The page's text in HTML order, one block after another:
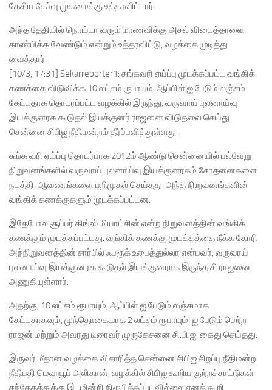
தேசிய தேர்வு முகமைக்கு உத்தரவிட்டார்.
அந்த தேதியில் நொய்டா வரும் மாணவிக்கு அசல் விடைத்தாளை
காண்பிக்க வேண்டும் என்றும் உத்தரவிட்டு, வழக்கை முடித்து
வைத்தார்.
[10/3, 17:31] Sekarreporter1: சுங்கவரி ஏய்ப்பு முடக்கப்பட்ட வங்கிக்
கணக்கை விடுவிக்க 10 லட்சம் ரூபாயும், ஆப்பிள் ஐ பேடும் லஞ்சம்
கேட்டதாக தொடரப்பட்ட வழக்கில் இருந்து, வருவாய் புலனாய்வு
இயக்குனரக கூடுதல் இயக்குனர் ராஜனை விடுதலை செய்து
சென்னை சிபிஐ நீதிமன்றம் தீர்ப்பளித்துள்ளது.
சுங்க வரி ஏய்ப்பு தொடர்பாக 2012ம் ஆண்டு சென்னையில் பல்வேறு
நிறுவனங்களில் வருவாய் புலனாய்வு இயக்குனரகம் சோதனைகளை
நடத்தி, ஆவணங்களை பறிமுதல் செய்தது. அந்த நிறுவனங்களின்
வங்கிக் கணக்குகளும் முடக்கப்பட்டன.
இதேபோல சூப்பர் கிங்ஸ் மியாட்சின் என்ற நிறுவனத்தின் வங்கிக்
கணக்கும் முடக்கப்பட்டது. வங்கிக் கணக்கு முடக்கத்தை நீக்க கோரி
அந்நிறுவனத்தின் சார்பில் ஃபரூக் உபைத்துல்லா என்பவர், வருவாய்
புலனாய்வு இயக்குனரக கூடுதல் இயக்குனராக இருந்த சி.ராஜனை
அணுகியுள்ளார்.
அதற்கு, 10 லட்சம் ரூபாயும், ஆப்பிள் ஐ பேடும் லஞ்சமாக
கேட்டதாகவும், முந்தொகையாக 2 லட்சம் ரூபாயும், ஐ பேடும் பெற்ற
ராஜன் மற்றும் அவரது டிரைவர் முருகேசனை சி.பி.ஐ. கைது செய்தது.
இருவர் மீதான வழக்கை விசாரித்த சென்னை சிபிஐ சிறப்பு நீதிமன்ற
நீதிபதி மெஹபூப் அலிகான், வழக்கில் சிபிஐ கூறிய குற்றச்சாட்டுகள்
சந்தேகத்துக்கு இடமின்றி நிரூபிக்கப்படவில்லை எனக் கூறி,